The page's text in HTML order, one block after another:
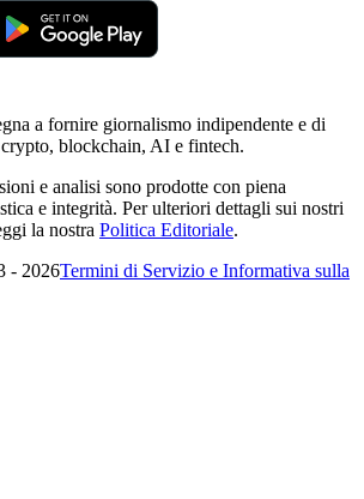
a fornire giornalismo indipendente e di
blockchain, AI e fintech.
e analisi sono prodotte con piena
e integrità. Per ulteriori dettagli sui nostri
la nostra Politica Editoriale.
- 2026Termini di Servizio e Informativa sulla